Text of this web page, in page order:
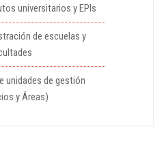
universitarios y EPIs
de escuelas y
unidades de gestión
y Áreas)